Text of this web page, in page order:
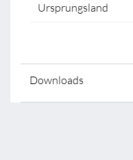
Ursprungsland
Downloads